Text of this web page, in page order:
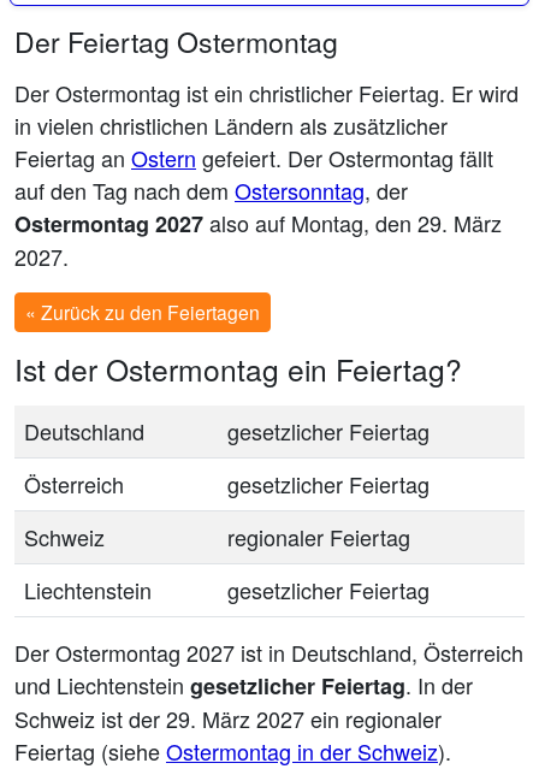
Der Feiertag Ostermontag
Der Ostermontag ist ein christlicher Feiertag. Er wird
in vielen christlichen Ländern als zusätzlicher
Feiertag an Ostern gefeiert. Der Ostermontag fällt
auf den Tag nach dem Ostersonntag, der
Ostermontag 2027also auf Montag, den 29. März
2027.
« Zurück zu den Feiertagen
Ist der Ostermontag ein Feiertag?
Deutschland
gesetzlicher Feiertag
Österreich
gesetzlicher Feiertag
Schweiz
regionaler Feiertag
Liechtenstein
gesetzlicher Feiertag
Der Ostermontag 2027 ist in Deutschland, Österreich
und Liechtenstein gesetzlicher Feiertag. In der
Schweiz ist der 29. März 2027 ein regionaler
Feiertag (sieheOstermontag in der Schweiz).